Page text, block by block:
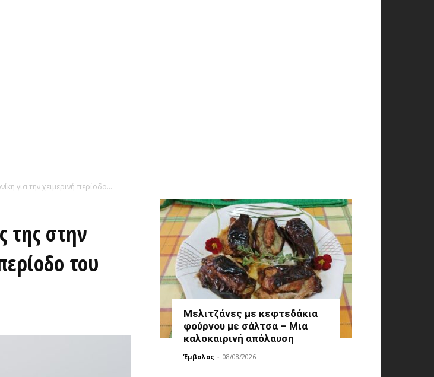
για την χειμερινή περίοδο...
της στην
του
Μελιτζάνες με κεφτεδάκια
φούρνου με σάλτσα – Μια
καλοκαιρινή απόλαυση
Έμβολος - 08/08/2026